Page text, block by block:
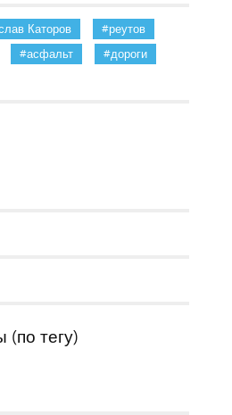
Каторов
реутов
асфальт
дороги
тегу)